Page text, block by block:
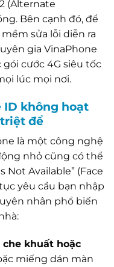
(Alternate
Bên cạnh đó, để
sửa lỗi diễn ra
gia VinaPhone
cước 4G siêu tốc
lúc mọi nơi.
ID không hoạt
để
là một công nghệ
nhỏ cũng có thể
Not Available” (Face
yêu cầu bạn nhập
nhân phổ biến
khuất hoặc
miếng dán màn